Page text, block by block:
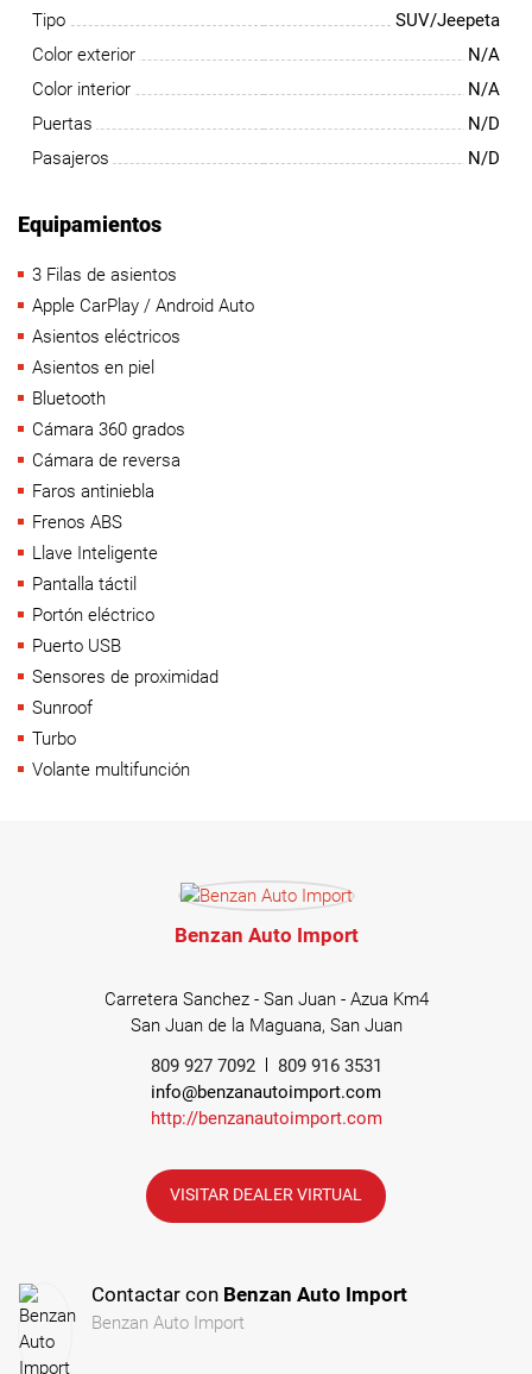
Tipo
SUV/Jeepeta
Color exterior
N/A
Color interior
N/A
Puertas
N/D
Pasajeros
N/D
Equipamientos
3 Filas de asientos
Apple CarPlay / Android Auto
Asientos eléctricos
Asientos en piel
Bluetooth
Cámara 360 grados
Cámara de reversa
Faros antiniebla
Frenos ABS
Llave Inteligente
Pantalla táctil
Portón eléctrico
Puerto USB
Sensores de proximidad
Sunroof
Turbo
Volante multifunción
Benzan Auto Import
Carretera Sanchez - San Juan - Azua Km4
San Juan de la Maguana, San Juan
809 927 7092
809 916 3531
info@benzanautoimport.com
http://benzanautoimport.com
VISITAR DEALER VIRTUAL
Contactar con Benzan Auto Import
Benzan Auto Import